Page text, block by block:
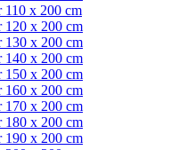
110 x 200 cm
120 x 200 cm
130 x 200 cm
140 x 200 cm
150 x 200 cm
160 x 200 cm
170 x 200 cm
180 x 200 cm
190 x 200 cm